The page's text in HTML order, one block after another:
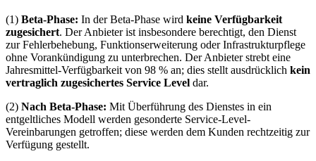
(1) Beta-Phase: In der Beta-Phase wird keine Verfügbarkeit
zugesichert. Der Anbieter ist insbesondere berechtigt, den Dienst
zur Fehlerbehebung, Funktionserweiterung oder Infrastrukturpflege
ohne Vorankündigung zu unterbrechen. Der Anbieter strebt eine
Jahresmittel-Verfügbarkeit von 98 % an; dies stellt ausdrücklich kein
vertraglich zugesichertes Service Level dar.
(2) Nach Beta-Phase: Mit Überführung des Dienstes in ein
entgeltliches Modell werden gesonderte Service-Level-
Vereinbarungen getroffen; diese werden dem Kunden rechtzeitig zur
Verfügung gestellt.